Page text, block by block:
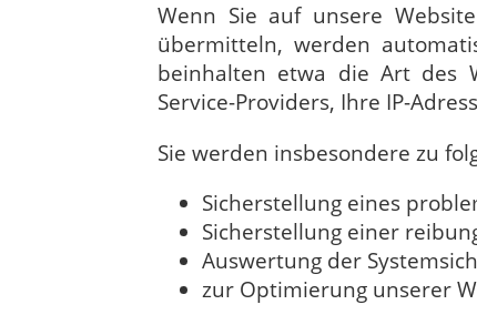
Wenn Sie auf unsere
übermitteln, werden
beinhalten etwa die Art des
Service-Providers, Ihre IP-
Sie werden insbesondere zu
Sicherstellung eines
Sicherstellung einer
Auswertung der
zur Optimierung unserer